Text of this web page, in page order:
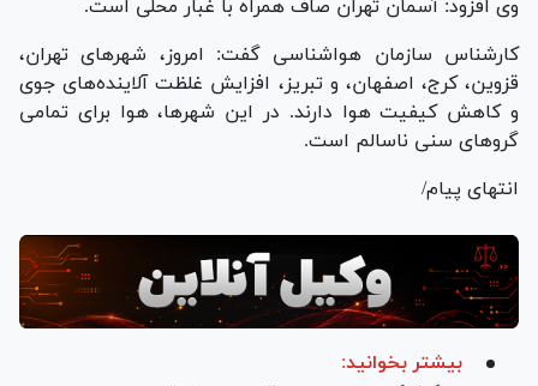
وی افزود: آسمان تهران صاف همراه با غبار محلی است.
کارشناس سازمان هواشناسی گفت: امروز، شهر‌های تهران،
قزوین، کرج، اصفهان، و تبریز، افزایش غلظت آلاینده‌های جوی
و کاهش کیفیت هوا دارند. در این شهرها، هوا برای تمامی
گرو‌های سنی ناسالم است.
انتهای پیام/
بیشتر بخوانید: